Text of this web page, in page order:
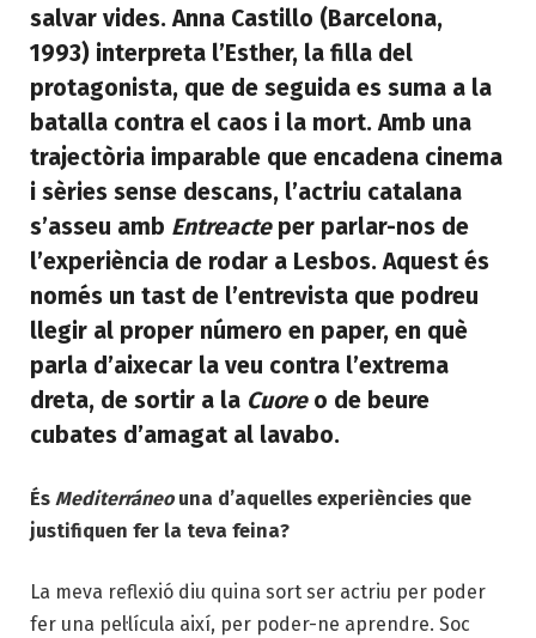
salvar vides. Anna Castillo (Barcelona,
1993) interpreta l’Esther, la filla del
protagonista, que de seguida es suma a la
batalla contra el caos i la mort. Amb una
trajectòria imparable que encadena cinema
i sèries sense descans, l’actriu catalana
s’asseu amb Entreacteper parlar-nos de
l’experiència de rodar a Lesbos. Aquest és
només un tast de l’entrevista que podreu
llegir al proper número en paper, en què
parla d’aixecar la veu contra l’extrema
dreta, de sortir a la Cuoreo de beure
cubates d’amagat al lavabo.
És Mediterráneouna d’aquelles experiències que
justifiquen fer la teva feina?
La meva reflexió diu quina sort ser actriu per poder
fer una pel·lícula així, per poder-ne aprendre. Soc